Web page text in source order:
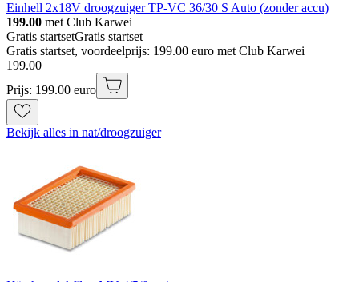
Einhell 2x18V droogzuiger TP-VC 36/30 S Auto (zonder accu)
199.00 met Club Karwei
Gratis startsetGratis startset
Gratis startset, voordeelprijs: 199.00 euro met Club Karwei
199.00
Prijs: 199.00 euro
Bekijk alles in nat/droogzuiger